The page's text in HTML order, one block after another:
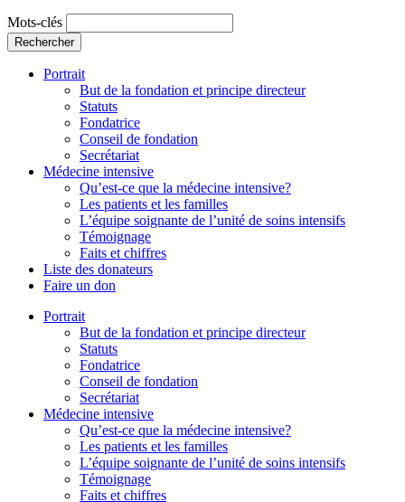
Mots-clés
Rechercher
Portrait
But de la fondation et principe directeur
Statuts
Fondatrice
Conseil de fondation
Secrétariat
Médecine intensive
Qu’est-ce que la médecine intensive?
Les patients et les familles
L’équipe soignante de l’unité de soins intensifs
Témoignage
Faits et chiffres
Liste des donateurs
Faire un don
Portrait
But de la fondation et principe directeur
Statuts
Fondatrice
Conseil de fondation
Secrétariat
Médecine intensive
Qu’est-ce que la médecine intensive?
Les patients et les familles
L’équipe soignante de l’unité de soins intensifs
Témoignage
Faits et chiffres